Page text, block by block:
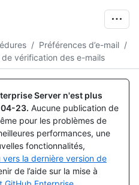
/ Préférences d’e-mail /
vérification des e-mails
Server n'est plus
23. Aucune publication de
pour les problèmes de
performances, une
fonctionnalités,
la dernière version de
de l’aide sur la mise à